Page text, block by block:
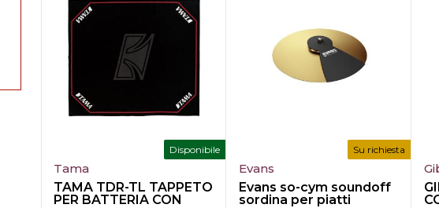
Disponibile
Tama
TAMA TDR-TL TAPPETO
PER BATTERIA CON
Su richiesta
Evans
Evans so-cym soundoff
sordina per piatti